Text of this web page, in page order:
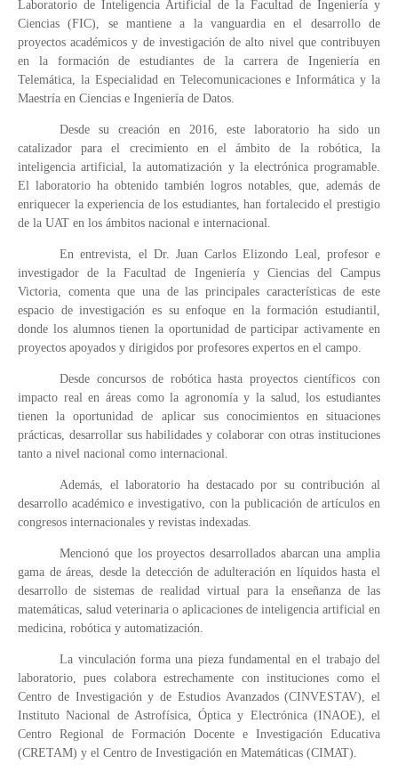
Laboratorio de Inteligencia Artificial de la Facultad de Ingeniería y
Ciencias (FIC), se mantiene a la vanguardia en el desarrollo de
proyectos académicos y de investigación de alto nivel que contribuyen
en la formación de estudiantes de la carrera de Ingeniería en
Telemática, la Especialidad en Telecomunicaciones e Informática y la
Maestría en Ciencias e Ingeniería de Datos.
Desde su creación en 2016, este laboratorio ha sido un
catalizador para el crecimiento en el ámbito de la robótica, la
inteligencia artificial, la automatización y la electrónica programable.
El laboratorio ha obtenido también logros notables, que, además de
enriquecer la experiencia de los estudiantes, han fortalecido el prestigio
de la UAT en los ámbitos nacional e internacional.
En entrevista, el Dr. Juan Carlos Elizondo Leal, profesor e
investigador de la Facultad de Ingeniería y Ciencias del Campus
Victoria, comenta que una de las principales características de este
espacio de investigación es su enfoque en la formación estudiantil,
donde los alumnos tienen la oportunidad de participar activamente en
proyectos apoyados y dirigidos por profesores expertos en el campo.
Desde concursos de robótica hasta proyectos científicos con
impacto real en áreas como la agronomía y la salud, los estudiantes
tienen la oportunidad de aplicar sus conocimientos en situaciones
prácticas, desarrollar sus habilidades y colaborar con otras instituciones
tanto a nivel nacional como internacional.
Además, el laboratorio ha destacado por su contribución al
desarrollo académico e investigativo, con la publicación de artículos en
congresos internacionales y revistas indexadas.
Mencionó que los proyectos desarrollados abarcan una amplia
gama de áreas, desde la detección de adulteración en líquidos hasta el
desarrollo de sistemas de realidad virtual para la enseñanza de las
matemáticas, salud veterinaria o aplicaciones de inteligencia artificial en
medicina, robótica y automatización.
La vinculación forma una pieza fundamental en el trabajo del
laboratorio, pues colabora estrechamente con instituciones como el
Centro de Investigación y de Estudios Avanzados (CINVESTAV), el
Instituto Nacional de Astrofísica, Óptica y Electrónica (INAOE), el
Centro Regional de Formación Docente e Investigación Educativa
(CRETAM) y el Centro de Investigación en Matemáticas (CIMAT).